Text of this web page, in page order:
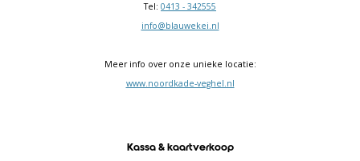
Tel: 0413 - 342555
info@blauwekei.nl
Meer info over onze unieke locatie:
www.noordkade-veghel.nl
Kassa & kaartverkoop